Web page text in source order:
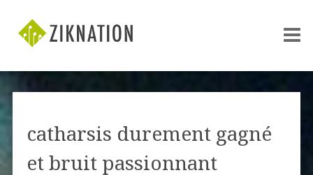
catharsis durement gagné
et bruit passionnant